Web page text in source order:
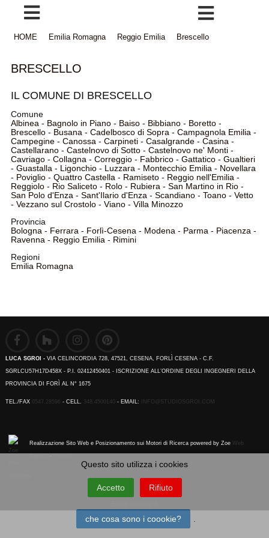
HOME Emilia Romagna Reggio Emilia Brescello
BRESCELLO
IL COMUNE DI BRESCELLO
Comune
Albinea- Bagnolo in Piano- Baiso- Bibbiano- Boretto-
Brescello- Busana- Cadelbosco di Sopra- Campagnola Emilia-
Campegine- Canossa- Carpineti- Casalgrande- Casina-
Castellarano- Castelnovo di Sotto- Castelnovo ne' Monti-
Cavriago- Collagna- Correggio- Fabbrico- Gattatico- Gualtieri
- Guastalla- Ligonchio- Luzzara- Montecchio Emilia- Novellara
- Poviglio- Quattro Castella- Ramiseto- Reggio nell'Emilia-
Reggiolo- Rio Saliceto- Rolo- Rubiera- San Martino in Rio-
San Polo d'Enza- Sant'Ilario d'Enza- Scandiano- Toano- Vetto
- Vezzano sul Crostolo- Viano- Villa Minozzo
Provincia
Bologna- Ferrara- Forlì-Cesena- Modena- Parma- Piacenza-
Ravenna- Reggio Emilia- Rimini
Regioni
Emilia Romagna
LUCA SGROI - VIA CELINCORDIA 728, 47521, CESENA, FORLÌ CESENA - C.F.
SGRLCU57H17D458X - P.I. 02412450401 - ISCRIZIONE ALL’ORDINE DEGLI INGEGNERI DELLA
PROVINCIA DI FORÌ AL N° 1675
TEL./FAX 0547.28596 - CELL. 348.4500140 - EMAIL: INFO@STUDIOSGROI.COM
Realizzazione Sito Web e Posizionamento sui Motori di Ricerca powered by Zoe Web
Questo sito utilizza i cookies
Accetto Rifiuto
che cosa sono i coookie? .